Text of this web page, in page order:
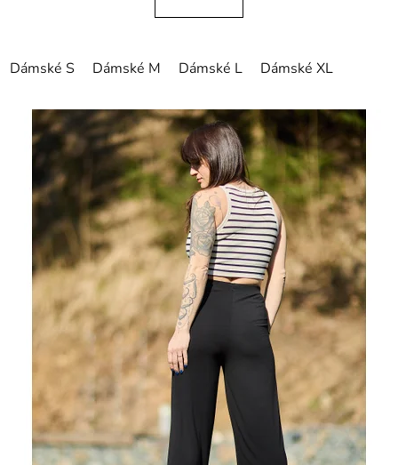
Dámské S Dámské M Dámské L Dámské XL